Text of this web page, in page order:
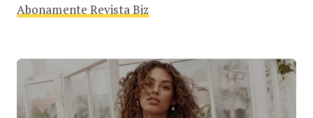
Abonamente Revista Biz